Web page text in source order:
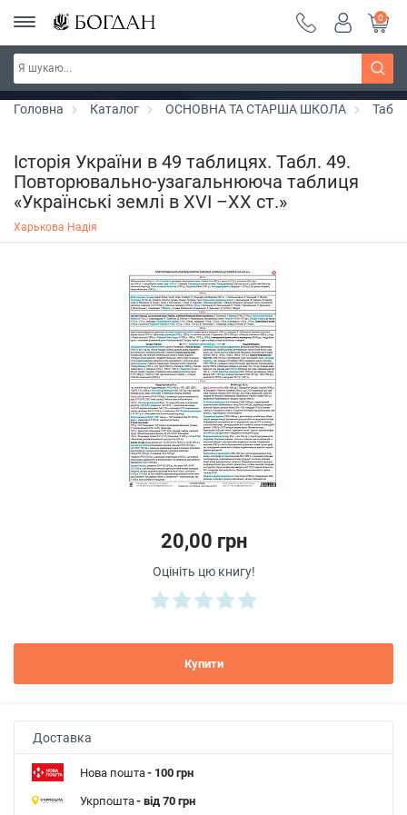
РОЗПРОДАЖ ~ 150 грн ~ 200 грн ~ 250 грн ~
300 грн ~ РОЗПРОДАЖ
Дізнатись більше
0
Головна Каталог ОСНОВНА ТА СТАРША ШКОЛА
Історія України в 49 таблицях. Табл. 49.
Повторювально-узагальнююча таблиця
«Українські землі в ХVІ –ХХ ст.»
Харькова Надія
20,00 грн
Оцініть цю книгу!
Купити
Доставка
Нова пошта- 100 грн
Укрпошта- від 70 грн